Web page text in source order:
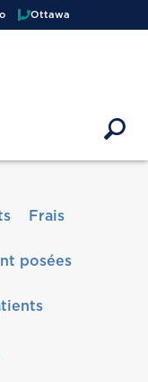
Ottawa
Frais
posées